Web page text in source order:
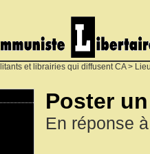
et librairies qui diffusent CA>
Poster
En réponse